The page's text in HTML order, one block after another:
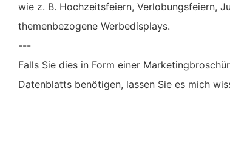
wie z. B. Hochzeitsfeiern, Verlobungsfeiern,
themenbezogene Werbedisplays.
---
Falls Sie dies in Form einer
Datenblatts benötigen, lassen Sie es mich